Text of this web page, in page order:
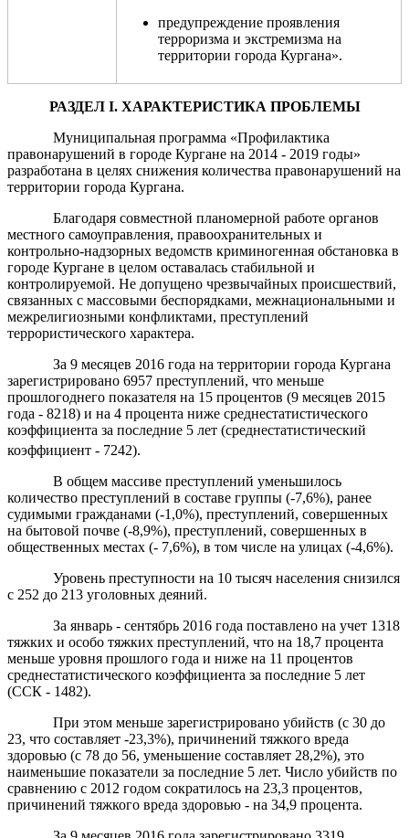
предупреждение проявления
терроризма и экстремизма на
территории города Кургана».
РАЗДЕЛ I.ХАРАКТЕРИСТИКА ПРОБЛЕМЫ
Муниципальная программа «Профилактика
правонарушений в городе Кургане на 2014 - 2019 годы»
разработана в целях снижения количества правонарушений на
территории города Кургана.
Благодаря совместной планомерной работе органов
местного самоуправления, правоохранительных и
контрольно-надзорных ведомств криминогенная обстановка в
городе Кургане в целом оставалась стабильной и
контролируемой. Не допущено чрезвычайных происшествий,
связанных с массовыми беспорядками, межнациональными и
межрелигиозными конфликтами, преступлений
террористического характера.
За 9 месяцев 2016 годана территории города Кургана
зарегистрировано 6957 преступлений, что меньше
прошлогоднего показателя на 15 процентов (9 месяцев 2015
года - 8218) и на 4 процента ниже среднестатистического
коэффициента за последние 5 лет (среднестатистический
коэффициент - 7242).
В общем массиве преступлений уменьшилось
количество преступлений в составе группы (-7,6%), ранее
судимыми гражданами (-1,0%), преступлений, совершенных
на бытовой почве (-8,9%), преступлений, совершенных в
общественных местах (- 7,6%), в том числе на улицах (-4,6%).
Уровень преступности на 10 тысяч населения снизился
с 252 до 213 уголовных деяний.
За январь - сентябрь 2016 года поставлено на учет 1318
тяжких и особо тяжких преступлений, что на 18,7 процента
меньше уровня прошлого года и ниже на 11 процентов
среднестатистического коэффициента за последние 5 лет
(ССК - 1482).
При этом меньше зарегистрировано убийств(с 30 до
23, что составляет -23,3%), причинений тяжкого вреда
здоровью (с 78 до 56, уменьшение составляет 28,2%), это
наименьшие показатели за последние 5 лет. Число убийств по
сравнению с 2012 годом сократилось на 23,3 процентов,
причинений тяжкого вреда здоровью - на 34,9 процента.